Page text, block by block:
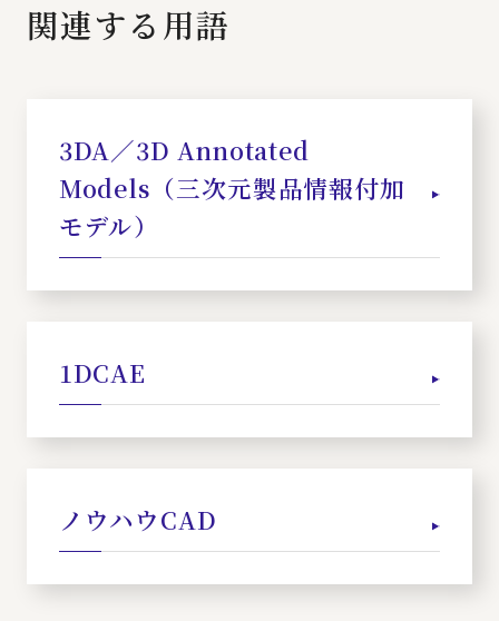
関連する用語
3DA／3D Annotated
Models（三次元製品情報付加
モデル）
1DCAE
ノウハウCAD